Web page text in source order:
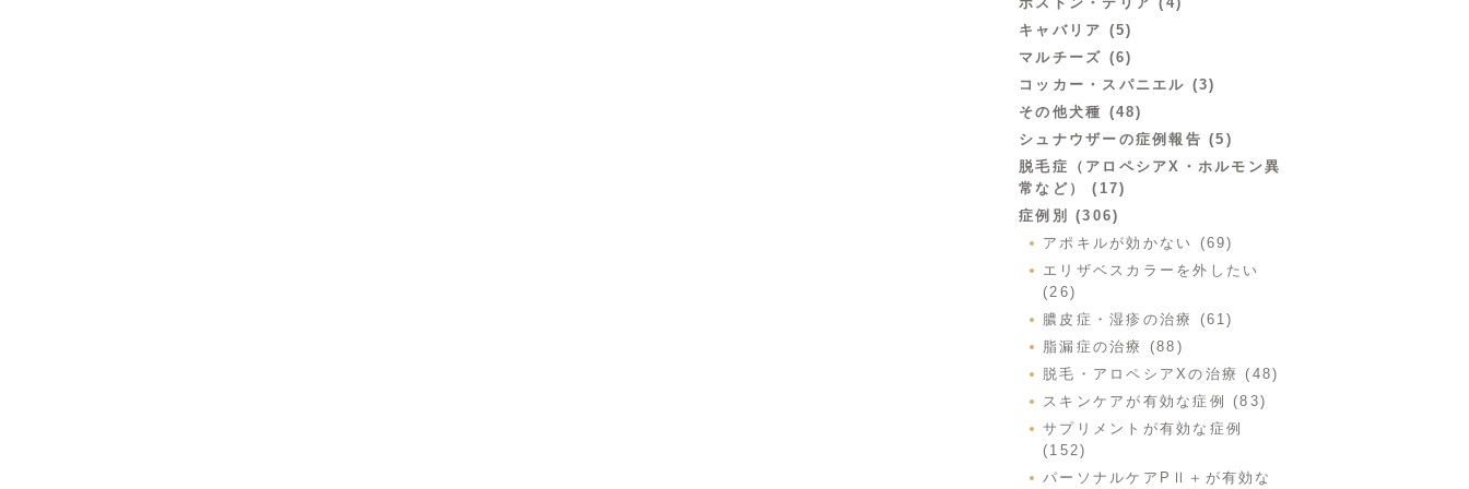
キャバリア (5)
マルチーズ (6)
コッカー・スパニエル (3)
その他犬種 (48)
シュナウザーの症例報告 (5)
脱毛症（アロペシアX・ホルモン異
常など） (17)
症例別 (306)
アポキルが効かない (69)
エリザベスカラーを外したい
(26)
膿皮症・湿疹の治療 (61)
脂漏症の治療 (88)
脱毛・アロペシアXの治療 (48)
スキンケアが有効な症例 (83)
サプリメントが有効な症例
(152)
パーソナルケアPⅡ＋が有効な